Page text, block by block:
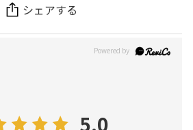
シェアする
5.0